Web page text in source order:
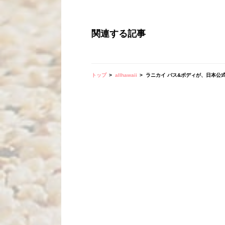
関連する記事
トップ allhawaii ラニカイ バス&ボディが、日本公